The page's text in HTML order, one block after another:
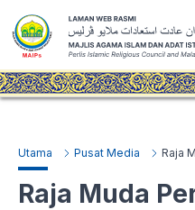
Utama Pusat Media
Raja Muda